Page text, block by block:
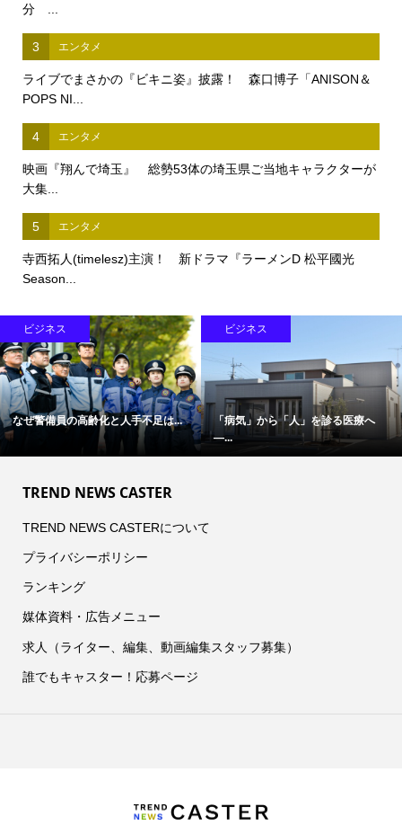
分 ...
3 エンタメ
ライブでまさかの『ビキニ姿』披露！ 森口博子「ANISON＆
POPS NI...
4 エンタメ
映画『翔んで埼玉』 総勢53体の埼玉県ご当地キャラクターが
大集...
5 エンタメ
寺西拓人(timelesz)主演！ 新ドラマ『ラーメンD 松平國光
Season...
ビジネス
なぜ警備員の高齢化と人手不足は...
ビジネス
「病気」から「人」を診る医療へ
―...
TREND NEWS CASTER
TREND NEWS CASTERについて
プライバシーポリシー
ランキング
媒体資料・広告メニュー
求人（ライター、編集、動画編集スタッフ募集）
誰でもキャスター！応募ページ